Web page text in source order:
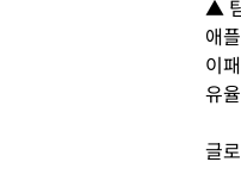
▲
애
이
유
글